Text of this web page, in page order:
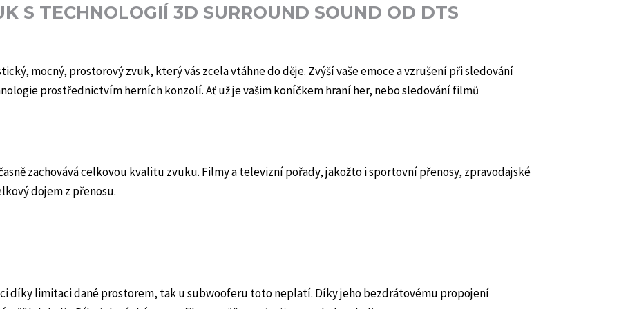
S TECHNOLOGIÍ 3D SURROUND SOUND OD DTS
mocný, prostorový zvuk, který vás zcela vtáhne do děje. Zvýší vaše emoce a vzrušení při sledování
prostřednictvím herních konzolí. Ať už je vašim koníčkem hraní her, nebo sledování filmů
zachovává celkovou kvalitu zvuku. Filmy a televizní pořady, jakožto i sportovní přenosy, zpravodajské
dojem z přenosu.
díky limitaci dané prostorem, tak u subwooferu toto neplatí. Díky jeho bezdrátovému propojení